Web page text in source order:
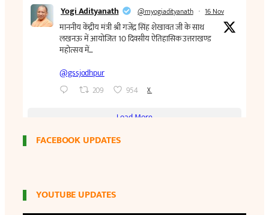
FACEBOOK UPDATES
YOUTUBE UPDATES